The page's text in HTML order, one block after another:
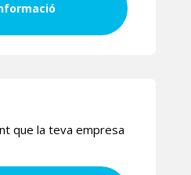
que la teva empresa